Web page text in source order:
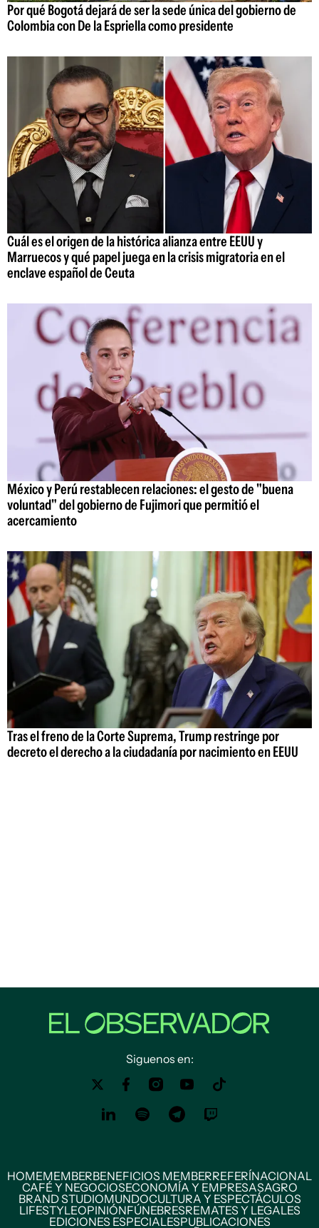
Por qué Bogotá dejará de ser la sede única del gobierno de
Colombia con De la Espriella como presidente
Cuál es el origen de la histórica alianza entre EEUU y
Marruecos y qué papel juega en la crisis migratoria en el
enclave español de Ceuta
México y Perú restablecen relaciones: el gesto de "buena
voluntad" del gobierno de Fujimori que permitió el
acercamiento
Tras el freno de la Corte Suprema, Trump restringe por
decreto el derecho a la ciudadanía por nacimiento en EEUU
Siguenos en:
HOMEMEMBERBENEFICIOS MEMBERREFERÍNACIONAL
CAFÉ Y NEGOCIOSECONOMÍA Y EMPRESASAGRO
BRAND STUDIOMUNDOCULTURA Y ESPECTÁCULOS
LIFESTYLEOPINIÓNFÚNEBRESREMATES Y LEGALES
EDICIONES ESPECIALESPUBLICACIONES